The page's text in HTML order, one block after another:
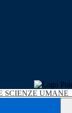
SCIENZE UMANE